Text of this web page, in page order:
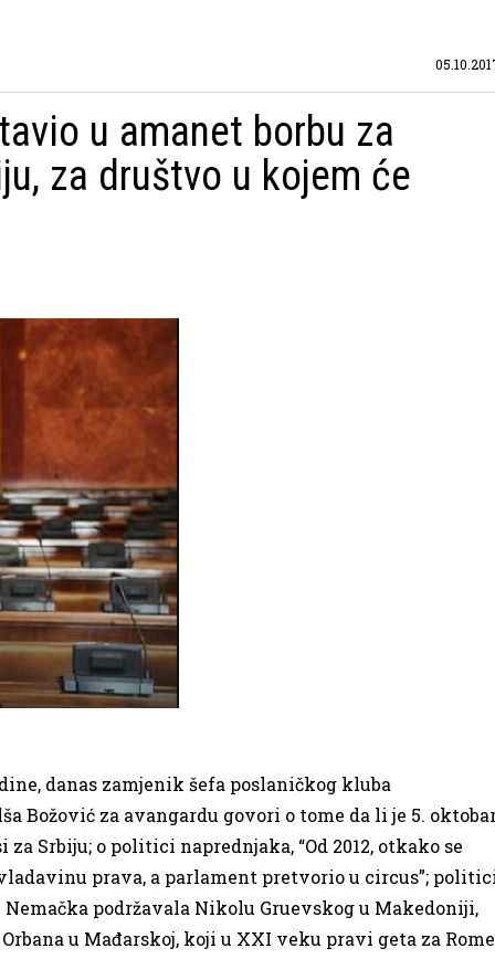
u amanet borbu za
za društvo u kojem će
danas zamjenik šefa poslaničkog kluba
Božović za avangardu govori o tome da li je 5.
Srbiju; o politici naprednjaka, “Od 2012, otkako se
prava, a parlament pretvorio u circus”;
podržavala Nikolu Gruevskog u Makedoniji,
u Mađarskoj, koji u XXI veku pravi geta za